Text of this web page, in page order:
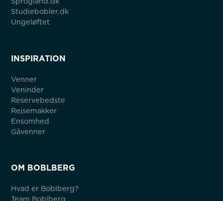
Studiebobler.dk
Ungeløftet
INSPIRATION
Venner
Veninder
Reservebedste
Rejsemakker
Ensomhed
Gåvenner
OM BOBLBERG
Hvad er Boblberg?
Team Boblberg